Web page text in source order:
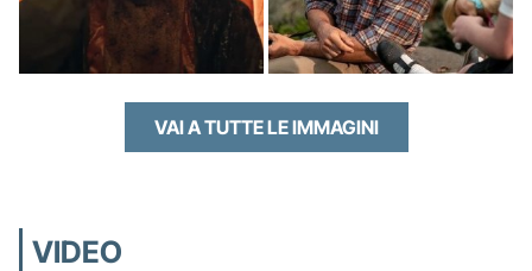
VAI A TUTTE LE IMMAGINI
VIDEO